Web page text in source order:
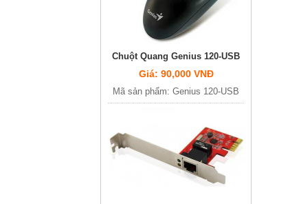
Chuột Quang Genius 120-USB
Giá: 90,000 VNĐ
Mã sản phẩm: Genius 120-USB